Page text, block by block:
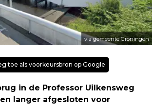
via gemeente Groningen
toe als voorkeursbron op Google
in de Professor Uilkensweg
langer afgesloten voor